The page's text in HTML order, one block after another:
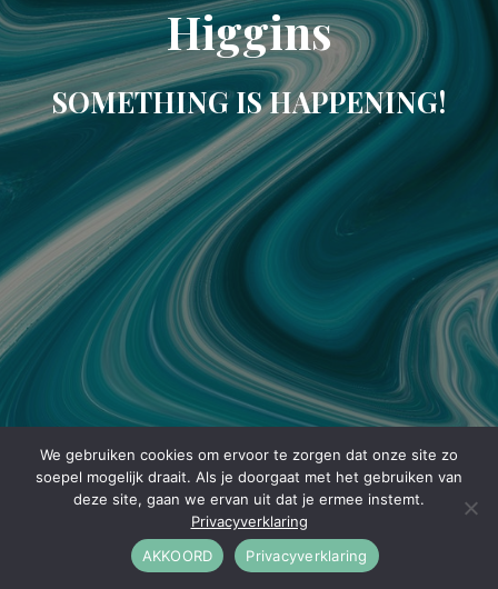
Higgins
SOMETHING IS HAPPENING!
We gebruiken cookies om ervoor te zorgen dat onze site zo
soepel mogelijk draait. Als je doorgaat met het gebruiken van
deze site, gaan we ervan uit dat je ermee instemt.
Privacyverklaring
AKKOORD
Privacyverklaring